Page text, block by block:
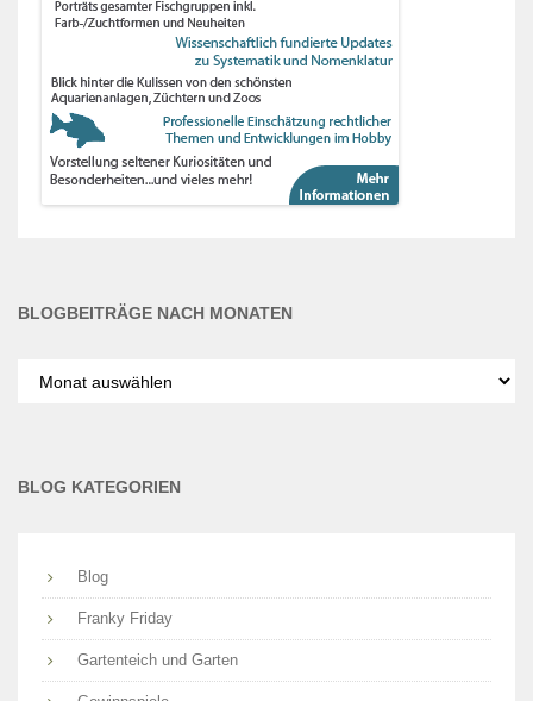
BLOGBEITRÄGE NACH MONATEN
nach
BLOG KATEGORIEN
Blog
Franky Friday
Gartenteich und Garten